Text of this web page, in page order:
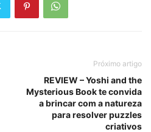
Próximo artigo
REVIEW – Yoshi and the
Mysterious Book te convida
a brincar com a natureza
para resolver puzzles
criativos